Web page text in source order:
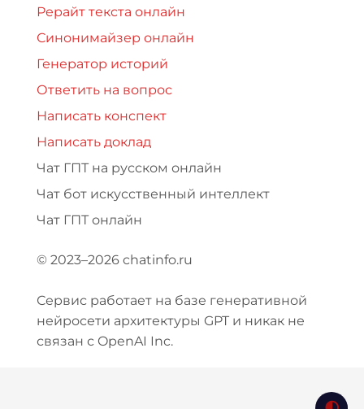
Рерайт текста онлайн
Синонимайзер онлайн
Генератор историй
Ответить на вопрос
Написать конспект
Написать доклад
Чат ГПТ на русском онлайн
Чат бот искусственный интеллект
Чат ГПТ онлайн
© 2023–2026 chatinfo.ru
Сервис работает на базе генеративной
нейросети архитектуры GPT и никак не
связан с OpenAI Inc.